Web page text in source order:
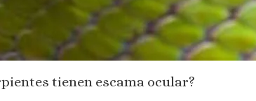
tienen escama ocular?